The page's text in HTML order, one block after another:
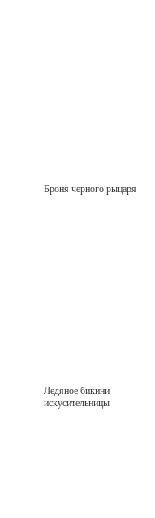
Броня черного рыцаря
Ледяное бикини
искусительницы